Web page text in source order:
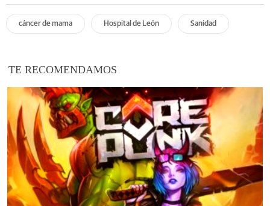
cáncer de mama Hospital de León Sanidad
TE RECOMENDAMOS